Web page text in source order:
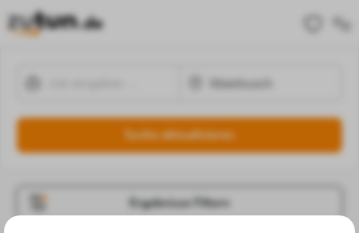
Suche aktualisieren
Ergebnisse Filtern